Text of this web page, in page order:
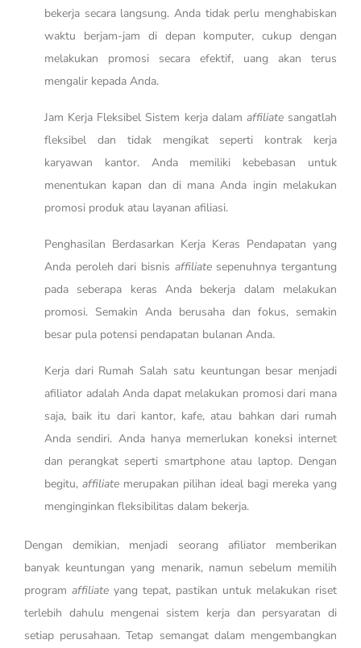
bekerja secara langsung. Anda tidak perlu menghabiskan
waktu berjam-jam di depan komputer, cukup dengan
melakukan promosi secara efektif, uang akan terus
mengalir kepada Anda.
Jam Kerja Fleksibel Sistem kerja dalam affiliate sangatlah
fleksibel dan tidak mengikat seperti kontrak kerja
karyawan kantor. Anda memiliki kebebasan untuk
menentukan kapan dan di mana Anda ingin melakukan
promosi produk atau layanan afiliasi.
Penghasilan Berdasarkan Kerja Keras Pendapatan yang
Anda peroleh dari bisnis affiliate sepenuhnya tergantung
pada seberapa keras Anda bekerja dalam melakukan
promosi. Semakin Anda berusaha dan fokus, semakin
besar pula potensi pendapatan bulanan Anda.
Kerja dari Rumah Salah satu keuntungan besar menjadi
afiliator adalah Anda dapat melakukan promosi dari mana
saja, baik itu dari kantor, kafe, atau bahkan dari rumah
Anda sendiri. Anda hanya memerlukan koneksi internet
dan perangkat seperti smartphone atau laptop. Dengan
begitu, affiliate merupakan pilihan ideal bagi mereka yang
menginginkan fleksibilitas dalam bekerja.
Dengan demikian, menjadi seorang afiliator memberikan
banyak keuntungan yang menarik, namun sebelum memilih
program affiliate yang tepat, pastikan untuk melakukan riset
terlebih dahulu mengenai sistem kerja dan persyaratan di
setiap perusahaan. Tetap semangat dalam mengembangkan